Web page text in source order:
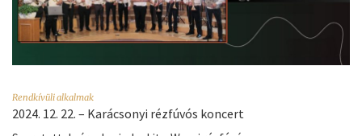
Rendkívüli alkalmak
2024. 12. 22. – Karácsonyi rézfúvós koncert